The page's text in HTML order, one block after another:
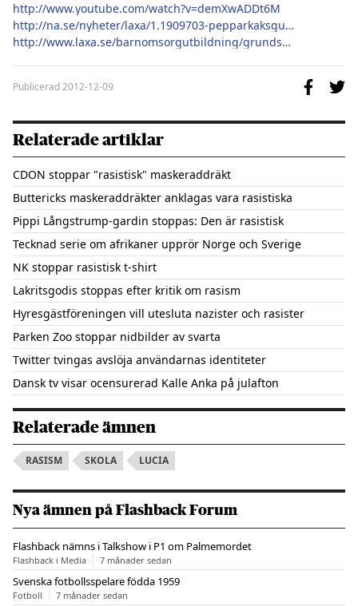
http://www.youtube.com/watch?v=demXwADDt6M
http://na.se/nyheter/laxa/1.1909703-pepparkaksgubbar-forbjuds-i-luciataget
http://www.laxa.se/barnomsorgutbildning/grundskola/kanalskolan.275.html
Publicerad2012-12-09
Relaterade artiklar
CDON stoppar "rasistisk" maskeraddräkt
Buttericks maskeraddräkter anklagas vara rasistiska
Pippi Långstrump-gardin stoppas: Den är rasistisk
Tecknad serie om afrikaner upprör Norge och Sverige
NK stoppar rasistisk t-shirt
Lakritsgodis stoppas efter kritik om rasism
Hyresgästföreningen vill utesluta nazister och rasister
Parken Zoo stoppar nidbilder av svarta
Twitter tvingas avslöja användarnas identiteter
Dansk tv visar ocensurerad Kalle Anka på julafton
Relaterade ämnen
RASISM SKOLA LUCIA
Nya ämnen på Flashback Forum
Flashback nämns i Talkshow i P1 om Palmemordet
Flashback i Media 7 månader sedan
Svenska fotbollsspelare födda 1959
Fotboll 7 månader sedan